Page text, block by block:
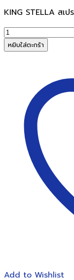
KING STELLA สเ
จำนวน
ส
เปรย์
ซุปเปอร์
หยิบใส่ตะกร้า
Add to Wishlist